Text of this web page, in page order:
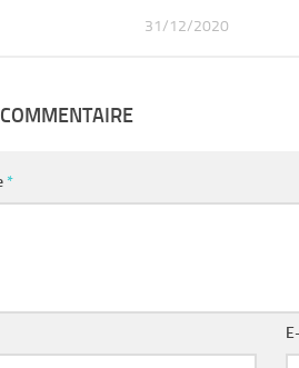
31/12/2020
*